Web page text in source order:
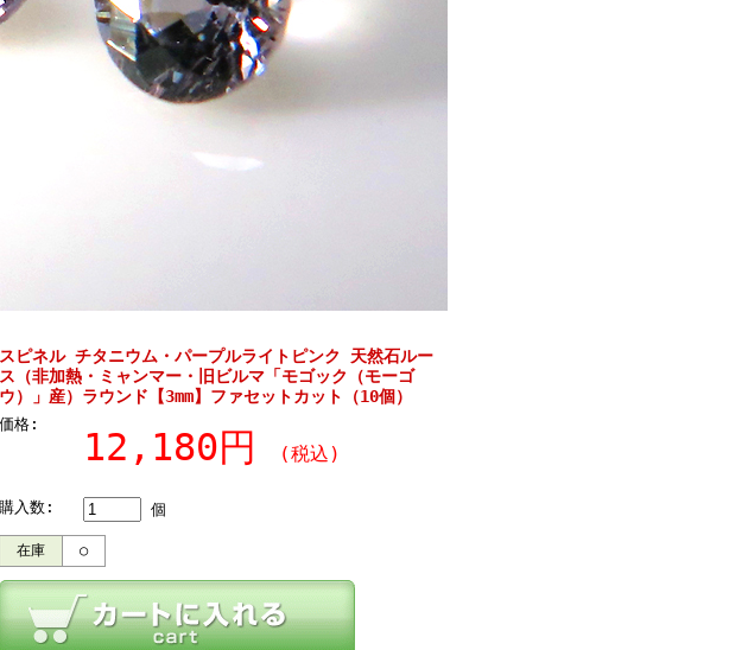
スピネル チタニウム・パープルライトピンク 天然石ルー
ス（非加熱・ミャンマー・旧ビルマ「モゴック（モーゴ
ウ）」産）ラウンド【3mm】ファセットカット（10個）
価格:
12,180円 (税込)
購入数: 個
在庫 ○